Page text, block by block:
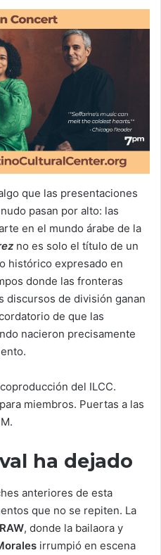
que las presentaciones
pasan por alto: las
en el mundo árabe de la
no es solo el título de un
histórico expresado en
donde las fronteras
discursos de división ganan
de que las
nacieron precisamente
del ILCC.
miembros. Puertas a las
ha dejado
anteriores de esta
que no se repiten. La
RAW, donde la bailaora y
irrumpió en escena